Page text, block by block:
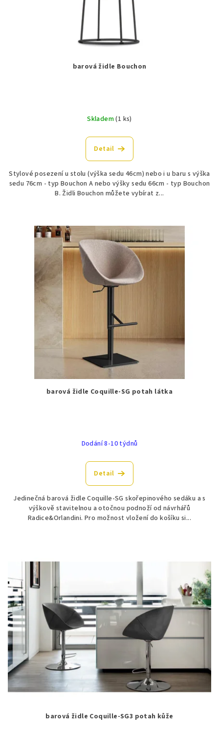
barová židle Bouchon
Skladem(1 ks)
Detail
Stylové posezení u stolu (výška sedu 46cm) nebo i u baru s výška
sedu 76cm - typ Bouchon A nebo výšky sedu 66cm - typ Bouchon
B. Židli Bouchon můžete vybírat z...
barová židle Coquille-SG potah látka
Dodání 8-10 týdnů
Detail
Jedinečná barová židle Coquille-SG skořepinového sedáku a s
výškově stavitelnou a otočnou podnoží od návrhářů
Radice&Orlandini. Pro možnost vložení do košíku si...
barová židle Coquille-SG3 potah kůže